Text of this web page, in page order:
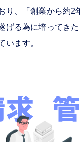
り、「創業から約2
げる為に培ってき
います。